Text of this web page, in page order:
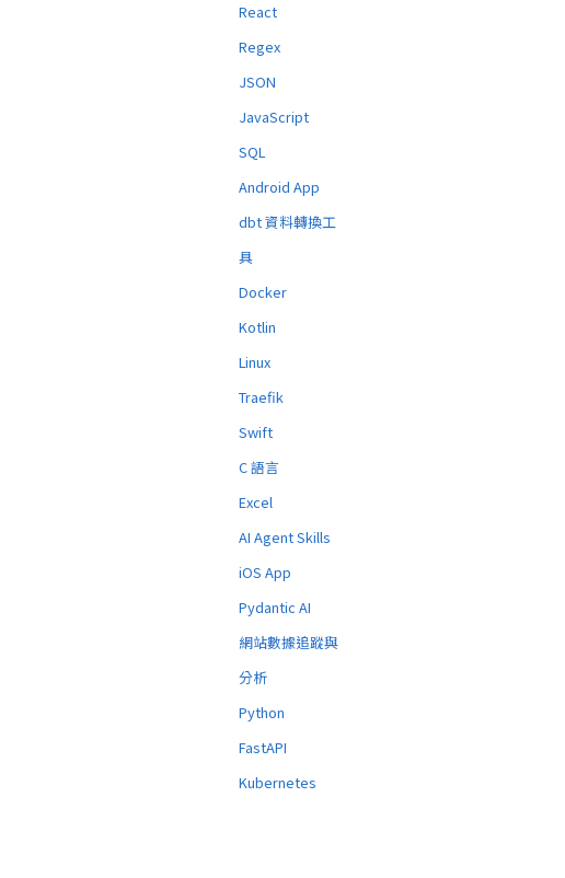
React
Regex
JSON
JavaScript
SQL
Android App
dbt 資料轉換工
具
Docker
Kotlin
Linux
Traefik
Swift
C 語言
Excel
AI Agent Skills
iOS App
Pydantic AI
網站數據追蹤與
分析
Python
FastAPI
Kubernetes